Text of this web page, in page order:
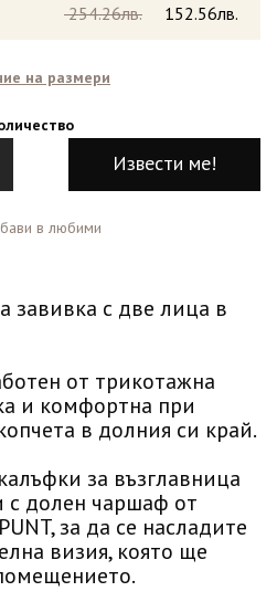
152.56лв.
254.26лв.
на размери
Извести ме!
в любими
завивка с две лица в
от трикотажна
и комфортна при
в долния си край.
за възглавница
с долен чаршаф от
за да се насладите
визия, която ще